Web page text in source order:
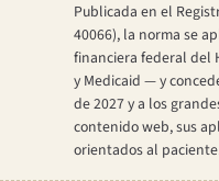
Publicada en el
40066), la norma se
financiera federal del
y Medicaid — y
de 2027 y a los
contenido web, sus
orientados al